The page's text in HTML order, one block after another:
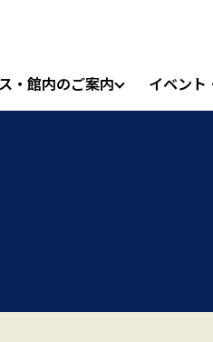
・館内のご案内 イベント